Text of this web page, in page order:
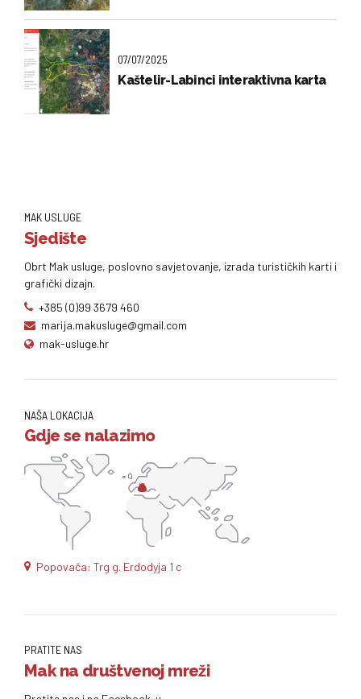
07/07/2025
Kaštelir-Labinci interaktivna karta
MAK USLUGE
Sjedište
Obrt Mak usluge, poslovno savjetovanje, izrada turističkih karti i
grafički dizajn.
+385 (0)99 3679 460
marija.makusluge@gmail.com
mak-usluge.hr
NAŠA LOKACIJA
Gdje se nalazimo
Popovača: Trg g. Erdodyja 1 c
PRATITE NAS
Mak na društvenoj mreži